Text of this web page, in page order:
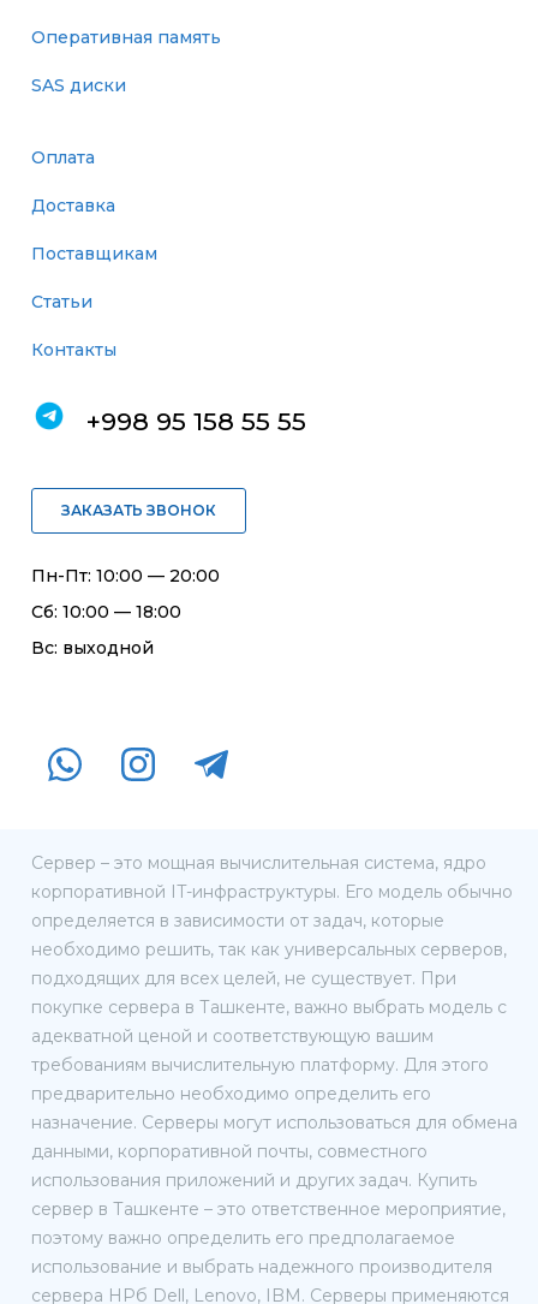
Оперативная память
SAS диски
Оплата
Доставка
Поставщикам
Статьи
Контакты
+998 95 158 55 55
ЗАКАЗАТЬ ЗВОНОК
Пн-Пт: 10:00 — 20:00
Сб: 10:00 — 18:00
Вс: выходной
Сервер – это мощная вычислительная система, ядро
корпоративной IT-инфраструктуры. Его модель обычно
определяется в зависимости от задач, которые
необходимо решить, так как универсальных серверов,
подходящих для всех целей, не существует. При
покупке сервера в Ташкенте, важно выбрать модель с
адекватной ценой и соответствующую вашим
требованиям вычислительную платформу. Для этого
предварительно необходимо определить его
назначение. Серверы могут использоваться для обмена
данными, корпоративной почты, совместного
использования приложений и других задач. Купить
сервер в Ташкенте – это ответственное мероприятие,
поэтому важно определить его предполагаемое
использование и выбрать надежного производителя
сервера HPб Dell, Lenovo, IBM. Серверы применяются